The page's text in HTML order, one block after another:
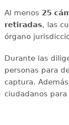
Al menos 25
retiradas, las
órgano
Durante las
personas para
captura.
ciudadanos